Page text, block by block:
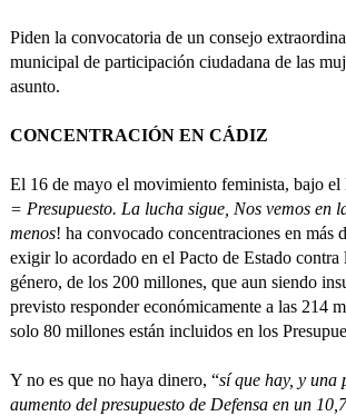
Piden la convocatoria de un consejo
municipal de participación ciudadana de las
asunto.
CONCENTRACIÓN EN CÁDIZ
El 16 de mayo el movimiento feminista, bajo el
= Presupuesto. La lucha sigue, Nos vemos en
menos! ha convocado concentraciones en más
exigir lo acordado en el Pacto de Estado
género, de los 200 millones, que aun siendo
previsto responder económicamente a las 214
solo 80 millones están incluidos en los
Y no es que no haya dinero, “sí que hay, y una
aumento del presupuesto de Defensa en un